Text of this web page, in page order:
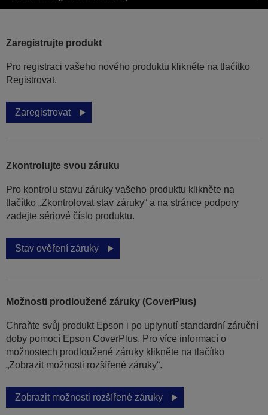
Zaregistrujte produkt
Pro registraci vašeho nového produktu klikněte na tlačítko
Registrovat.
Zaregistrovat
Zkontrolujte svou záruku
Pro kontrolu stavu záruky vašeho produktu klikněte na
tlačítko „Zkontrolovat stav záruky“ a na stránce podpory
zadejte sériové číslo produktu.
Stav ověření záruky
Možnosti prodloužené záruky (CoverPlus)
Chraňte svůj produkt Epson i po uplynutí standardní záruční
doby pomocí Epson CoverPlus. Pro více informací o
možnostech prodloužené záruky klikněte na tlačítko
„Zobrazit možnosti rozšířené záruky“.
Zobrazit možnosti rozšířené záruky